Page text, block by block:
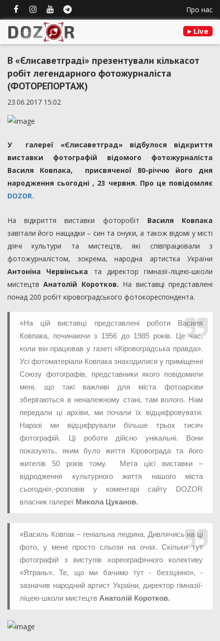
Про нас
Live
В «Єлисаветграді» презентували кількасот
робіт легендарного фотожурналіста
(ФОТОРЕПОРТАЖ)
23.06.2017 15:02
У галереї «Єлисаветград» відбулося відкриття
виставки фотографій відомого фотожурналіста
Василя Ковпака, присвяченої 80-річчю його дня
народження сьогодні , 23 червня. Про це повідомляє
DOZOR.
На відкриття виставки фоторобіт Василя Ковпака
завітали його нащадки – син та онуки, а також відомі у місті
діячі культури та мистецтв, які співпрацювали з
фотожурналістом, зокрема, народна артистка України
Антоніна Червінська та директор гімназії-ліцею-школи
мистецтвАнатолій Коротков. На виставці представлені
понад 200 робіт кіровоградського фотокореспондента.
«На цій виставці представлені роботи Василя
Ковпака, починаючи з 1956 до 1985 років. Це час,
коли він працював у газеті «Кіровоградська правда».
Усі фотоматеріали Ковпака знаходилися у приміщенні
Союзу фотографів, представники якого повідомили
мені, що такі важливі для міста фотоархіви
зберігаються в неналежному стані, там волого. Нам
передали ці архіви, ми почали їх відцифровувати.
Наразі ми відцифрували більше трьох тисяч
фотографій. Ці роботи дійсно унікальні. Вони
показують, яким було життя Кіровограда та його
жителів 50 років тому. Мета цієї виставки –
відродження культурного життя нашого міста
сьогодні»,-розповів у коментарі сайту DOZOR
власник галереї Микола Цуканов.
«Василь Ковпак – геніальна людина. Дивлячись на ці
фото, у мене просто сльози на очах. Скільки тут
фотографій з виступів хореографічного колективу
«Ятрань». Те, що ми бачимо тут - беззцінно», -
зазначив народний артист України, директор гімназії-
ліцею-школи мистецтв Анатолій Коротков.